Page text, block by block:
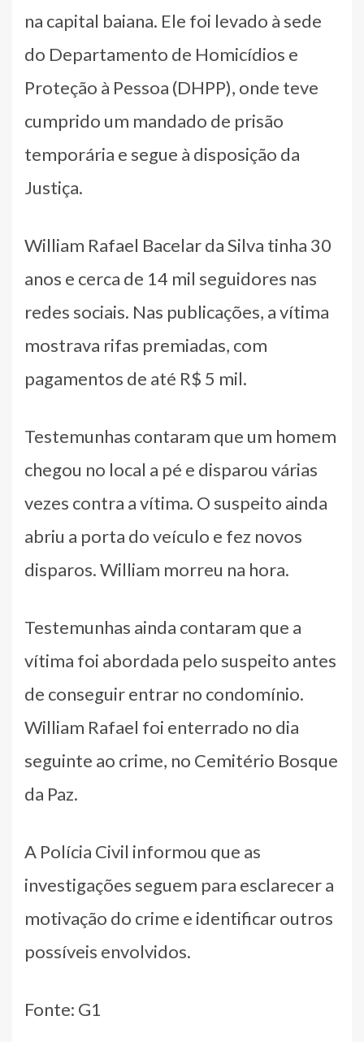
na capital baiana. Ele foi levado à sede
do Departamento de Homicídios e
Proteção à Pessoa (DHPP), onde teve
cumprido um mandado de prisão
temporária e segue à disposição da
Justiça.
William Rafael Bacelar da Silva tinha 30
anos e cerca de 14 mil seguidores nas
redes sociais. Nas publicações, a vítima
mostrava rifas premiadas, com
pagamentos de até R$ 5 mil.
Testemunhas contaram que um homem
chegou no local a pé e disparou várias
vezes contra a vítima. O suspeito ainda
abriu a porta do veículo e fez novos
disparos. William morreu na hora.
Testemunhas ainda contaram que a
vítima foi abordada pelo suspeito antes
de conseguir entrar no condomínio.
William Rafael foi enterrado no dia
seguinte ao crime, no Cemitério Bosque
da Paz.
A Polícia Civil informou que as
investigações seguem para esclarecer a
motivação do crime e identificar outros
possíveis envolvidos.
Fonte: G1